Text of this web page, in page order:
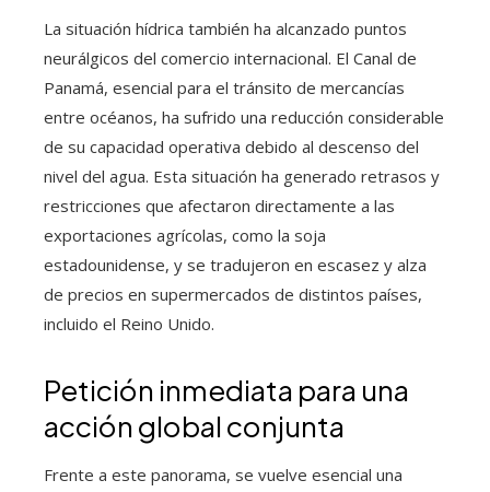
La situación hídrica también ha alcanzado puntos
neurálgicos del comercio internacional. El Canal de
Panamá, esencial para el tránsito de mercancías
entre océanos, ha sufrido una reducción considerable
de su capacidad operativa debido al descenso del
nivel del agua. Esta situación ha generado retrasos y
restricciones que afectaron directamente a las
exportaciones agrícolas, como la soja
estadounidense, y se tradujeron en escasez y alza
de precios en supermercados de distintos países,
incluido el Reino Unido.
Petición inmediata para una
acción global conjunta
Frente a este panorama, se vuelve esencial una